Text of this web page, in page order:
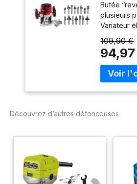
30000
Hauteur
55 mm,
serrage
mm,
plusieurs
Kit de
Butée
plusieurs
Variateur
réglable
une
vendu
bois Le kit
tige de 8
109,90 €
Découvrez d’autres défonceuses